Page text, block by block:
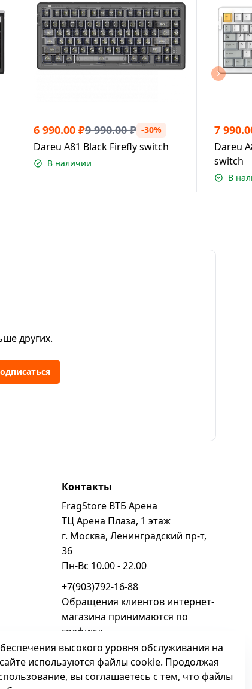
6 990.00 ₽9 990.00₽ -30%
Dareu A81 Black Firefly switch
В наличии
7
Dareu
switch
В
других.
Контакты
FragStore ВТБ Арена
ТЦ Арена Плаза, 1 этаж
г. Москва, Ленинградский пр-т,
36
Пн-Вс 10.00 - 22.00
+7(903)792-16-88
Обращения клиентов интернет-
магазина принимаются по
графику:
Пн - Вс 10.00 - 22.00
sales@fragstore.ru
Посмотреть на карте
высокого уровня обслуживания на
используются файлы cookie. Продолжая
вы соглашаетесь с тем, что файлы